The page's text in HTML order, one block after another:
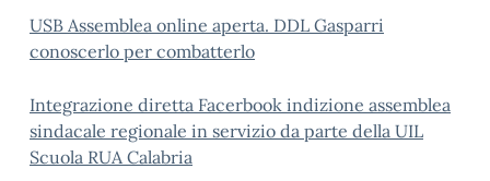
USB Assemblea online aperta. DDL Gasparri
conoscerlo per combatterlo
Integrazione diretta Facerbook indizione assemblea
sindacale regionale in servizio da parte della UIL
Scuola RUA Calabria